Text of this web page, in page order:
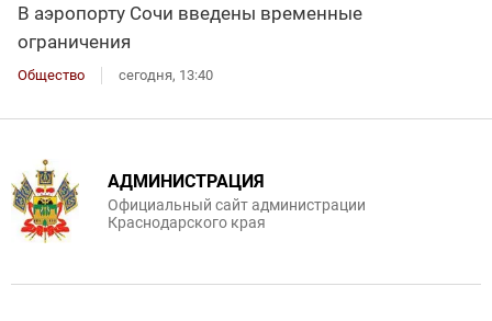
В аэропорту Сочи введены временные
ограничения
Общество сегодня, 13:40
АДМИНИСТРАЦИЯ
Официальный сайт администрации
Краснодарского края